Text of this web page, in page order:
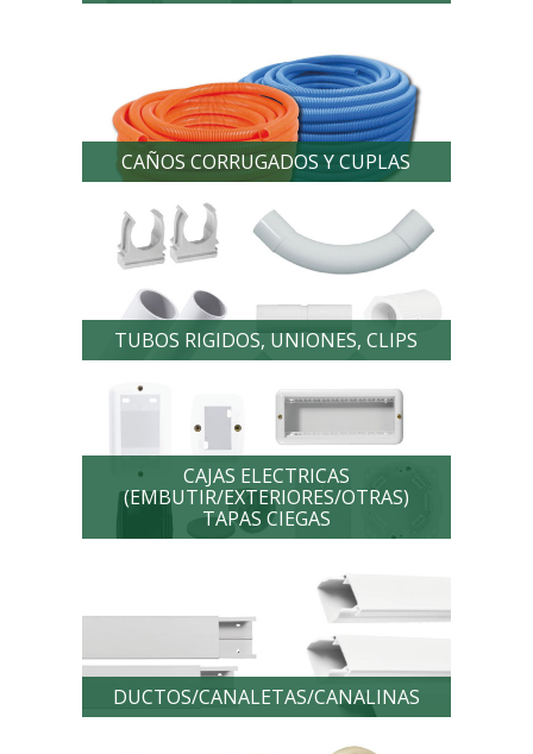
CAÑOS CORRUGADOS Y CUPLAS
TUBOS RIGIDOS, UNIONES, CLIPS
CAJAS ELECTRICAS
(EMBUTIR/EXTERIORES/OTRAS)
TAPAS CIEGAS
DUCTOS/CANALETAS/CANALINAS